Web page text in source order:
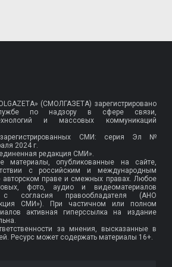
(СМОЛГАЗЕТА) зарегистрировано
по надзору в сфере связи,
и массовых коммуникаций
СМИ: серия Эл №
2024 г.
редакция СМИ».
опубликованные на сайте,
с российским и международным
авторском праве и смежных правах. Любое
фото, аудио и видеоматериалов
согласия правообладателя (АНО
СМИ»). При частичном или полном
активная гиперссылка на издание
за мнения, высказанные в
Ресурс может содержать материалы 16+.